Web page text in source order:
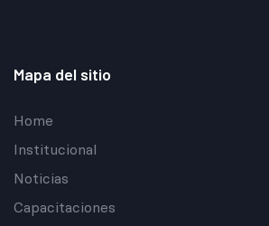
Mapa del sitio
Home
Institucional
Noticias
Capacitaciones